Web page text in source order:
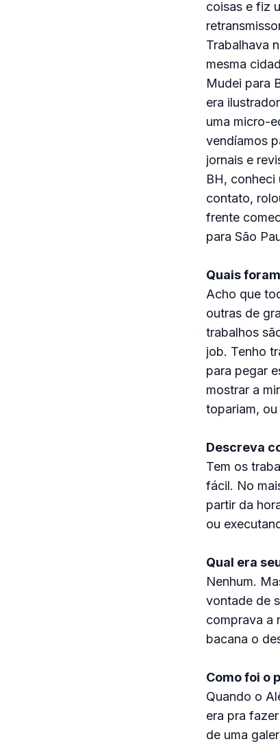
coisas e fiz
Trabalhava
mesma
Mudei para
era
uma micro-
vendíamos
jornais e
BH, conheci
contato,
frente
para São
Quais
Acho que
outras de
trabalhos
job. Tenho
para pegar
mostrar a
topariam,
Descreva
Tem os
fácil. No
partir da
ou
Qual era
Nenhum.
vontade de
comprava a
bacana o
Como foi o
Quando o
era pra
de uma